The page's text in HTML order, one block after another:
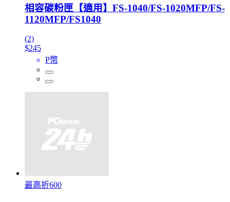
相容碳粉匣【適用】FS-1040/FS-1020MFP/FS-
1120MFP/FS1040
(2)
$245
P幣
最高折600